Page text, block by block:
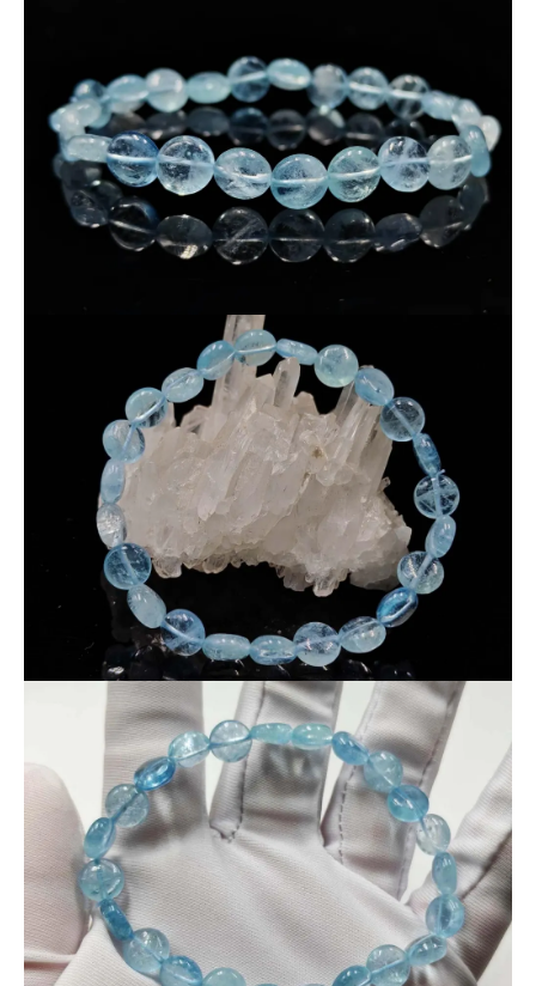
一粒ごとに異なる個性を活かし、1点ずつ丁寧に撮影して出品
ています。
アクアマリンは「幸せな結婚」「癒し」「航海のお守り」とし
て人気の天然石。
サイズ・形・色合いごとに異なる表情をお楽しみいただけま
ぜひこの機会をお見逃しなく！
客観的に商品の色合いや状態を判断できるよう
など、できるだけシンプルな複数の背景で撮影しています。
掲載している商品写真は実際にお届けする現品ですので、安心
してお選びいただけます。